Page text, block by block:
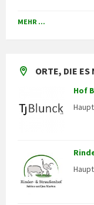
to
calendar
MEHR ...
ORTE, DIE ES
Hof